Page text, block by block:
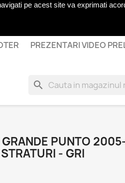
Autentificare
PREZENTARI VIDEO
search
GRANDE PUNTO
- GRI
pe acest site va exprimati